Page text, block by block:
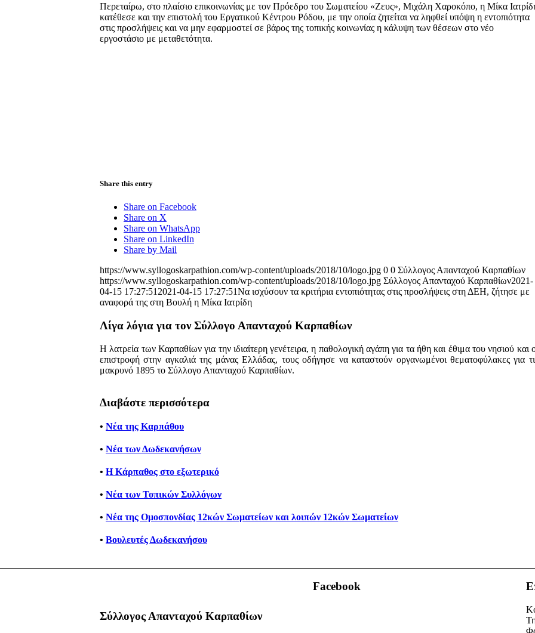
Περεταίρω, στο πλαίσιο επικοινωνίας με τον Πρόεδρο του Σωματείου «Ζευς», Μιχάλη Χαροκόπο, η Μίκα
κατέθεσε και την επιστολή του Εργατικού Κέντρου Ρόδου, με την οποία ζητείται να ληφθεί υπόψη η εντοπιότητα
στις προσλήψεις και να μην εφαρμοστεί σε βάρος της τοπικής κοινωνίας η κάλυψη των θέσεων στο νέο
εργοστάσιο με μεταθετότητα.
Share this entry
Share on Facebook
Share on X
Share on WhatsApp
Share on LinkedIn
Share by Mail
https://www.syllogoskarpathion.com/wp-content/uploads/2018/10/logo.jpg 0 0 Σύλλογος Απανταχού Καρπαθίων
https://www.syllogoskarpathion.com/wp-content/uploads/2018/10/logo.jpg Σύλλογος Απανταχού Καρπαθίων2021-
04-15 17:27:51 2021-04-15 17:27:51Να ισχύσουν τα κριτήρια εντοπιότητας στις προσλήψεις στη ΔΕΗ, ζήτησε με
αναφορά της στη Βουλή η Μίκα Ιατρίδη
Λίγα λόγια για τον Σύλλογο Απανταχού Καρπαθίων
Η λατρεία των Καρπαθίων για την ιδιαίτερη γενέτειρα, η παθολογική αγάπη για τα ήθη και έθιμα του νησιού και
επιστροφή στην αγκαλιά της μάνας Ελλάδας, τους οδήγησε να καταστούν οργανωμένοι θεματοφύλακες για
μακρυνό 1895 το Σύλλογο Απανταχού Καρπαθίων.
Διαβάστε περισσότερα
• Νέα της Καρπάθου
• Νέα των Δωδεκανήσων
• Η Κάρπαθος στο εξωτερικό
• Νέα των Τοπικών Συλλόγων
• Νέα της Ομοσπονδίας 12κών Σωματείων και λοιπών 12κών Σωματείων
• Βουλευτές Δωδεκανήσου
Σύλλογος Απανταχού Καρπαθίων
Facebook